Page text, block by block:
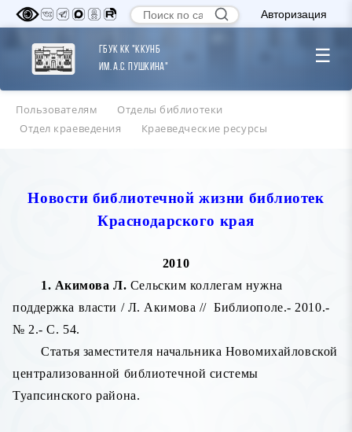
Авторизация
ГБУК КК "ККУНБ
им. А.С. Пушкина"
☰
Пользователям
Отделы библиотеки
Отдел краеведения
Краеведческие ресурсы
Новости библиотечной жизни библиотек
Краснодарского края
2010
1. Акимова Л. Сельским коллегам нужна
поддержка власти / Л. Акимова // Библиополе.- 2010.-
№ 2.- С. 54.
Статья заместителя начальника Новомихайловской
централизованной библиотечной системы
Туапсинского района.